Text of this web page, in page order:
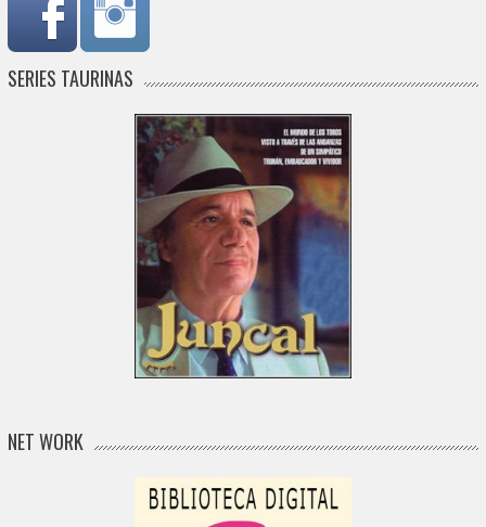
SERIES TAURINAS
NET WORK